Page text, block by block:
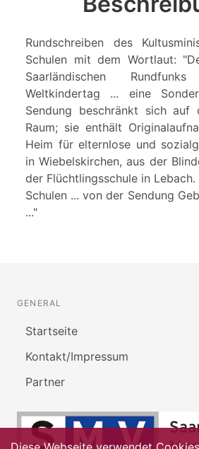
Rundschreiben des
Schulen mit dem Wortlaut:
Saarländischen
Weltkindertag ... eine
Sendung beschränkt sich auf
Raum; sie enthält
Heim für elternlose und
in Wiebelskirchen, aus der
der Flüchtlingsschule in
Schulen ... von der Sendung
..."
GENERAL
Startseite
Kontakt/Impressum
Partner